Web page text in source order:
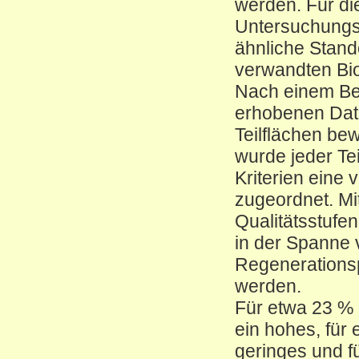
werden. Für
ähnliche
verwandten
Nach einem
erhobenen
Teilflächen
wurde jeder
Kriterien eine
zugeordnet.
in der Spanne
werden.
Für etwa 23
ein hohes, für
geringes und